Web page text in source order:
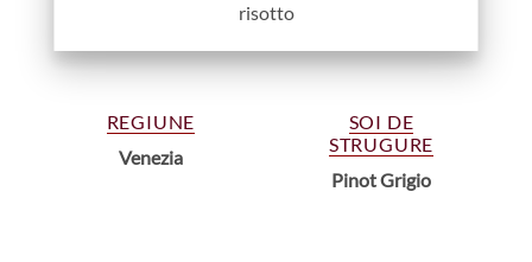
risotto
REGIUNE
Venezia
SOI DE
STRUGURE
Pinot Grigio